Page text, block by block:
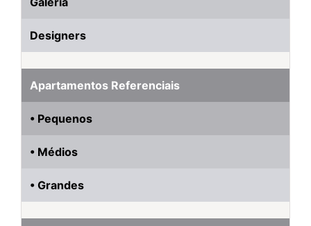
Designers
Apartamentos Referenciais
• Pequenos
• Médios
• Grandes